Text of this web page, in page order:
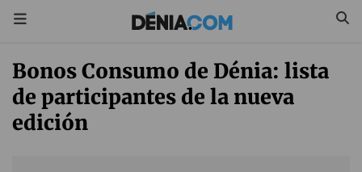
Bonos Consumo de Dénia: lista
de participantes de la nueva
edición